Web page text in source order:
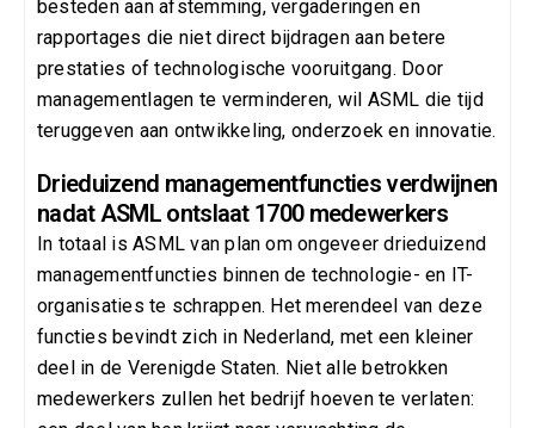
besteden aan afstemming, vergaderingen en
rapportages die niet direct bijdragen aan betere
prestaties of technologische vooruitgang. Door
managementlagen te verminderen, wil ASML die tijd
teruggeven aan ontwikkeling, onderzoek en innovatie.
Drieduizend managementfuncties verdwijnen
nadat ASML ontslaat 1700 medewerkers
In totaal is ASML van plan om ongeveer drieduizend
managementfuncties binnen de technologie- en IT-
organisaties te schrappen. Het merendeel van deze
functies bevindt zich in Nederland, met een kleiner
deel in de Verenigde Staten. Niet alle betrokken
medewerkers zullen het bedrijf hoeven te verlaten: